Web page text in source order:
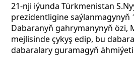
21-nji iýunda Türkmenistan
prezidentligine saýlanmagynyň
Dabaranyň gahrymanynyň özi,
mejlisinde çykyş edip, bu
dabaralary guramagyň